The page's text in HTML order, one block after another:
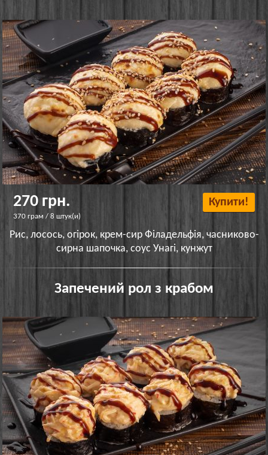
270 грн.
370 грам / 8 штук(и)
Купити!
Рис, лосось, огірок, крем-сир Філадельфія, часниково-
сирна шапочка, соус Унагі, кунжут
Запечений рол з крабом